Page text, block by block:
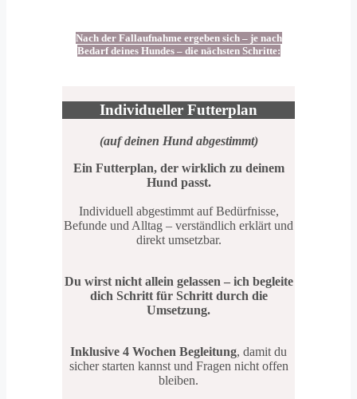
Nach der Fallaufnahme ergeben sich – je nach
Bedarf deines Hundes – die nächsten Schritte:
Individueller Futterplan
(auf deinen Hund abgestimmt)
Ein Futterplan, der wirklich zu deinem
Hund passt.
Individuell abgestimmt auf Bedürfnisse,
Befunde und Alltag – verständlich erklärt und
direkt umsetzbar.
Du wirst nicht allein gelassen – ich begleite
dich Schritt für Schritt durch die
Umsetzung.
Inklusive 4 Wochen Begleitung, damit du
sicher starten kannst und Fragen nicht offen
bleiben.